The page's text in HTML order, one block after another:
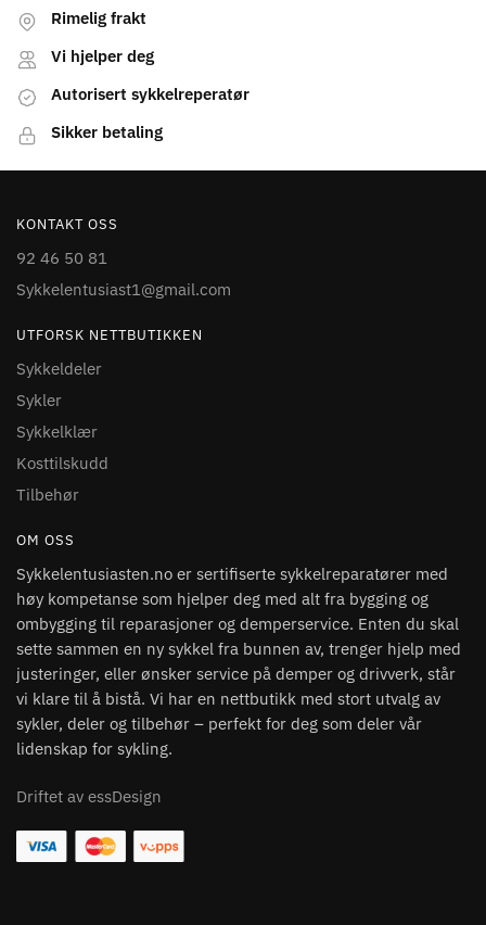
Rimelig frakt
Vi hjelper deg
Autorisert sykkelreperatør
Sikker betaling
KONTAKT OSS
92 46 50 81
Sykkelentusiast1@gmail.com
UTFORSK NETTBUTIKKEN
Sykkeldeler
Sykler
Sykkelklær
Kosttilskudd
Tilbehør
OM OSS
Sykkelentusiasten.no er sertifiserte sykkelreparatører med
høy kompetanse som hjelper deg med alt fra bygging og
ombygging til reparasjoner og demperservice. Enten du skal
sette sammen en ny sykkel fra bunnen av, trenger hjelp med
justeringer, eller ønsker service på demper og drivverk, står
vi klare til å bistå. Vi har en nettbutikk med stort utvalg av
sykler, deler og tilbehør – perfekt for deg som deler vår
lidenskap for sykling.
Driftet av essDesign